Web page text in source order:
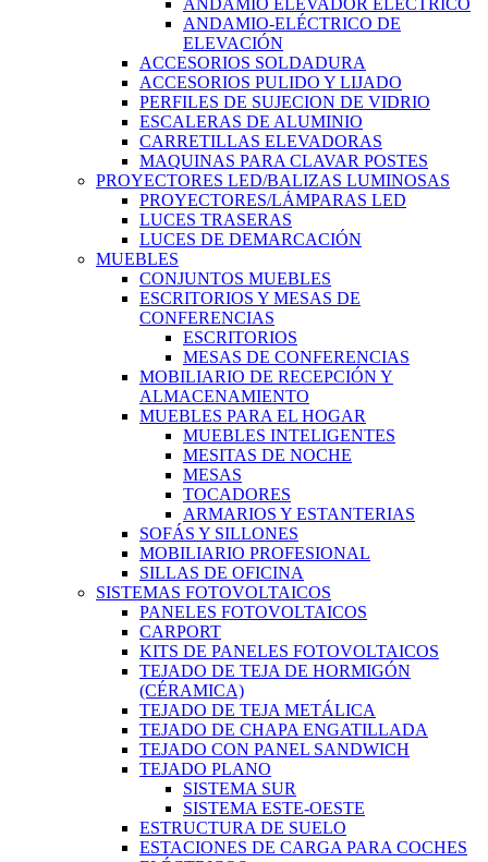
ANDAMIO ELEVADOR ELÉCTRICO
ANDAMIO-ELÉCTRICO DE
ELEVACIÓN
ACCESORIOS SOLDADURA
ACCESORIOS PULIDO Y LIJADO
PERFILES DE SUJECION DE VIDRIO
ESCALERAS DE ALUMINIO
CARRETILLAS ELEVADORAS
MAQUINAS PARA CLAVAR POSTES
PROYECTORES LED/BALIZAS LUMINOSAS
PROYECTORES/LÁMPARAS LED
LUCES TRASERAS
LUCES DE DEMARCACIÓN
MUEBLES
CONJUNTOS MUEBLES
ESCRITORIOS Y MESAS DE
CONFERENCIAS
ESCRITORIOS
MESAS DE CONFERENCIAS
MOBILIARIO DE RECEPCIÓN Y
ALMACENAMIENTO
MUEBLES PARA EL HOGAR
MUEBLES INTELIGENTES
MESITAS DE NOCHE
MESAS
TOCADORES
ARMARIOS Y ESTANTERIAS
SOFÁS Y SILLONES
MOBILIARIO PROFESIONAL
SILLAS DE OFICINA
SISTEMAS FOTOVOLTAICOS
PANELES FOTOVOLTAICOS
CARPORT
KITS DE PANELES FOTOVOLTAICOS
TEJADO DE TEJA DE HORMIGÓN
(CÉRAMICA)
TEJADO DE TEJA METÁLICA
TEJADO DE CHAPA ENGATILLADA
TEJADO CON PANEL SANDWICH
TEJADO PLANO
SISTEMA SUR
SISTEMA ESTE-OESTE
ESTRUCTURA DE SUELO
ESTACIONES DE CARGA PARA COCHES